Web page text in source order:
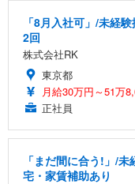
「8月入社可」/未経
2回
株式会社RK
東京都
月給30万円～51万
正社員
「まだ間に合う!」/
宅・家賃補助あり